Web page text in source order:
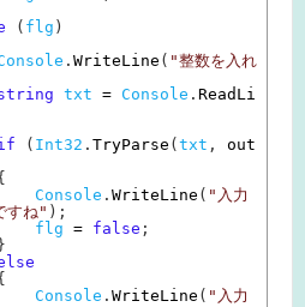
( flg )
. WriteLine ( "整数を入れ
txt = Console . ReadLi
( Int32 . TryParse ( txt ,
Console . WriteLine ( "入力
すね" ) ;
flg = false ;
}
Console . WriteLine ( "入力